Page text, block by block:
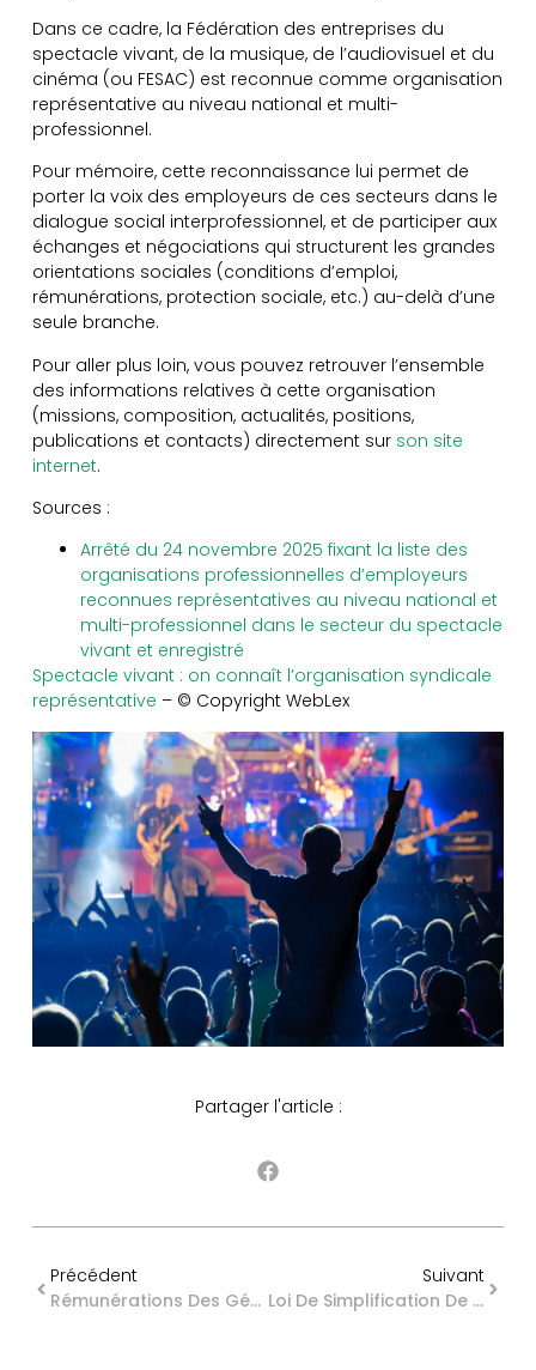
Dans ce cadre, la Fédération des entreprises du
spectacle vivant, de la musique, de l’audiovisuel et du
cinéma (ou FESAC) est reconnue comme organisation
représentative au niveau national et multi-
professionnel.
Pour mémoire, cette reconnaissance lui permet de
porter la voix des employeurs de ces secteurs dans le
dialogue social interprofessionnel, et de participer aux
échanges et négociations qui structurent les grandes
orientations sociales (conditions d’emploi,
rémunérations, protection sociale, etc.) au-delà d’une
seule branche.
Pour aller plus loin, vous pouvez retrouver l’ensemble
des informations relatives à cette organisation
(missions, composition, actualités, positions,
publications et contacts) directement sur son site
internet.
Sources :
Arrêté du 24 novembre 2025 fixant la liste des
organisations professionnelles d’employeurs
reconnues représentatives au niveau national et
multi-professionnel dans le secteur du spectacle
vivant et enregistré
Spectacle vivant : on connaît l’organisation syndicale
représentative – © Copyright WebLex
Partager l'article :
Précédent
Rémunérations Des Gérants De SELARL : L’affaire Est Fiscalement Close !
Suivant
Loi De Simplification De L’urbanisme : Du Nouveau Pour La Solarisation Des Parkings !